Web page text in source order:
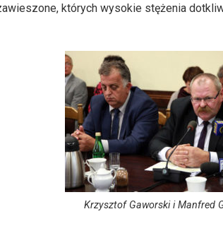
których wysokie stężenia
Krzysztof Gaworski i Manfred